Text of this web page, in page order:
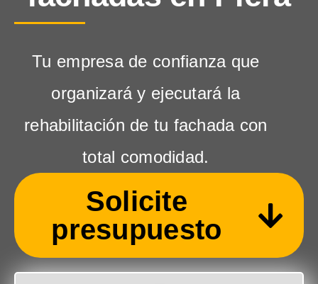
Tu empresa de confianza que
organizará y ejecutará la
rehabilitación de tu fachada con
total comodidad.
Solicite
presupuesto